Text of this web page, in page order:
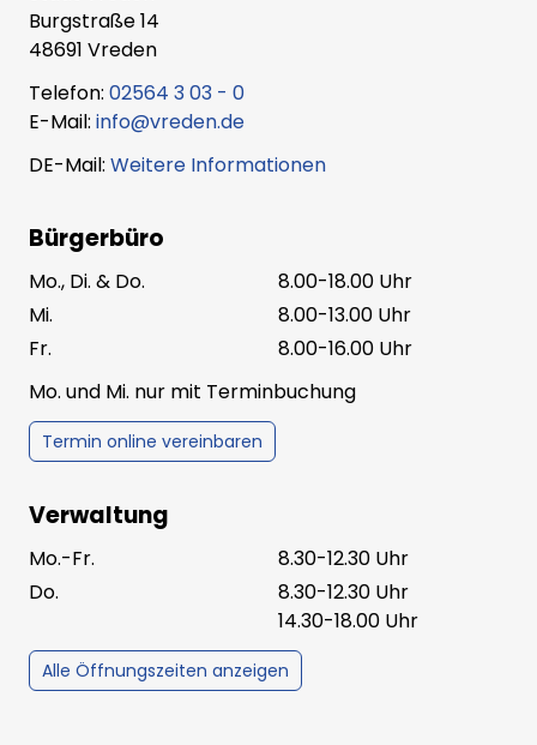
Burgstraße 14
48691 Vreden
Telefon: 02564 3 03 - 0
E-Mail: info@vreden.de
DE-Mail: Weitere Informationen
Bürgerbüro
Mo., Di. & Do.
8.00-18.00 Uhr
Mi.
8.00-13.00 Uhr
Fr.
8.00-16.00 Uhr
Mo. und Mi. nur mit Terminbuchung
Termin online vereinbaren
Verwaltung
Mo.-Fr.
8.30-12.30 Uhr
Do.
8.30-12.30 Uhr
14.30-18.00 Uhr
Alle Öffnungszeiten anzeigen